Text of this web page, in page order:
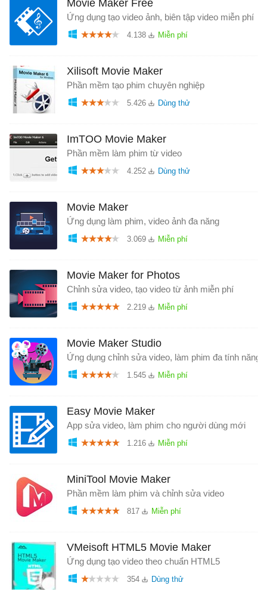
Movie Maker Free
Ứng dụng tạo video ảnh, biên tập video miễn phí
4.138
Xilisoft Movie Maker
Phần mềm tạo phim chuyên nghiệp
5.426
ImTOO Movie Maker
Phần mềm làm phim từ video
4.252
Movie Maker
Ứng dụng làm phim, video ảnh đa năng
3.069
Movie Maker for Photos
Chỉnh sửa video, tạo video từ ảnh miễn phí
2.219
Movie Maker Studio
Ứng dụng chỉnh sửa video, làm phim đa tính năng
1.545
Easy Movie Maker
App sửa video, làm phim cho người dùng mới
1.216
MiniTool Movie Maker
Phần mềm làm phim và chỉnh sửa video
817
VMeisoft HTML5 Movie Maker
Ứng dụng tạo video theo chuẩn HTML5
354